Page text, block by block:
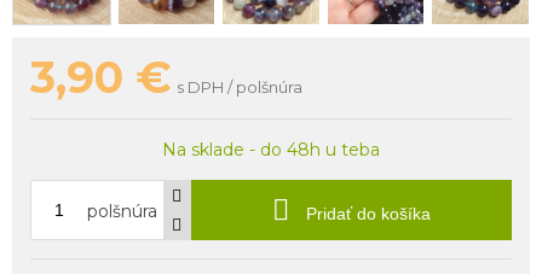
3,90 € s DPH / polšnúra
Na sklade - do 48h u teba
polšnúra Pridať do košíka